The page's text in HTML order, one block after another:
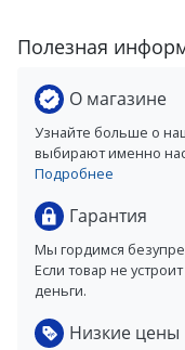
Полезная
О магазине
Узнайте больше о
выбирают именно
Подробнее
Гарантия
Мы гордимся
Если товар не
деньги.
Низкие цены